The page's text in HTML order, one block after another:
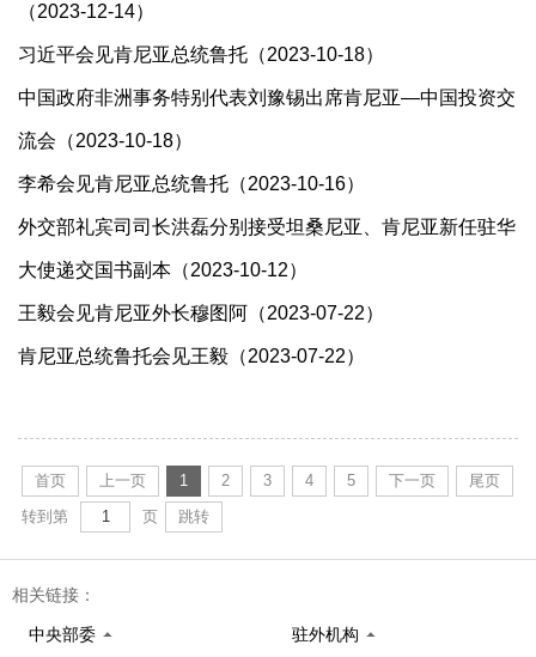
（2023-12-14）
习近平会见肯尼亚总统鲁托（2023-10-18）
中国政府非洲事务特别代表刘豫锡出席肯尼亚—中国投资交
流会（2023-10-18）
李希会见肯尼亚总统鲁托（2023-10-16）
外交部礼宾司司长洪磊分别接受坦桑尼亚、肯尼亚新任驻华
大使递交国书副本（2023-10-12）
王毅会见肯尼亚外长穆图阿（2023-07-22）
肯尼亚总统鲁托会见王毅（2023-07-22）
首页 上一页 1 2 3 4 5 下一页
尾页
转到第
页 跳转
相关链接：
中央部委 驻外机构